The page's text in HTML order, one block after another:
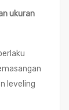
ukuran
leveling